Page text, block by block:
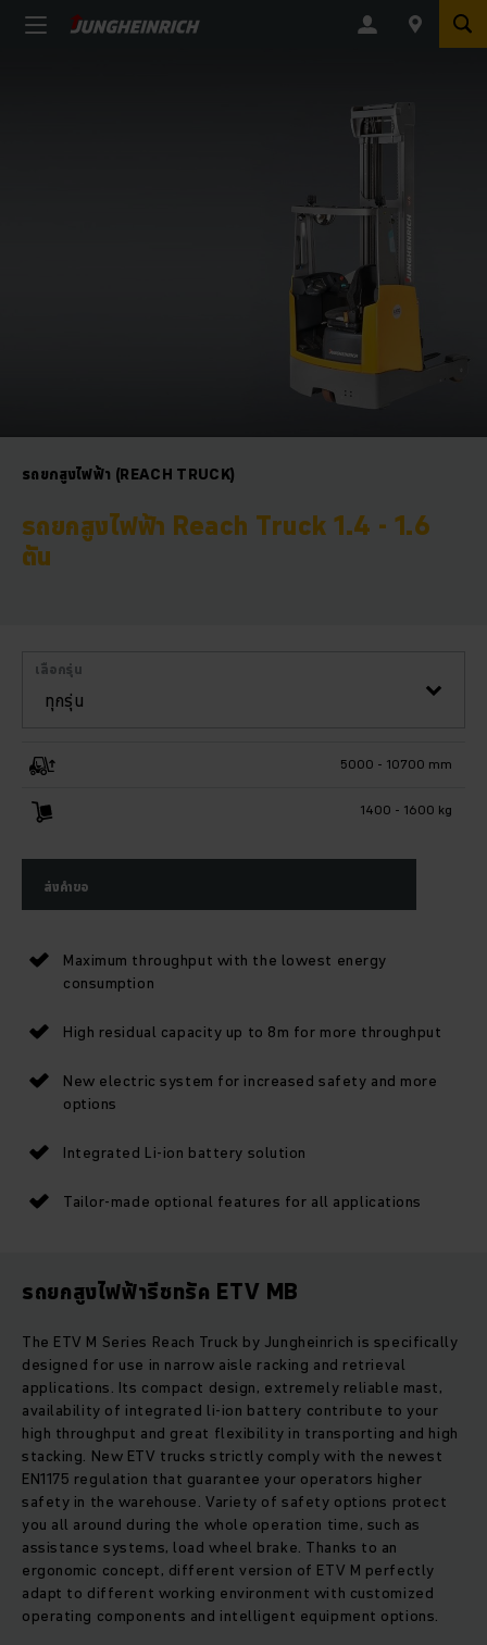
รถยกสูงไฟฟ้า (REACH TRUCK)
รถยกสูงไฟฟ้า Reach Truck 1.4 - 1.6
ตัน
ทุกรุ่น
เลือกรุ่น
5000 - 10700 mm
1400 - 1600 kg
ส่งคำขอ
Maximum throughput with the lowest energy
consumption
High residual capacity up to 8m for more throughput
New electric system for increased safety and more
options
Integrated Li-ion battery solution
Tailor-made optional features for all applications
รถยกสูงไฟฟ้ารีชทรัค ETV MB
The ETV M Series Reach Truck by Jungheinrich is specifically
designed for use in narrow aisle racking and retrieval
applications. Its compact design, extremely reliable mast,
availability of integrated li-ion battery contribute to your
high throughput and great flexibility in transporting and high
stacking. New ETV trucks strictly comply with the newest
EN1175 regulation that guarantee your operators higher
safety in the warehouse. Variety of safety options protect
you all around during the whole operation time, such as
assistance systems, load wheel brake. Thanks to an
ergonomic concept, different version of ETV M perfectly
adapt to different working environment with customized
operating components and intelligent equipment options.